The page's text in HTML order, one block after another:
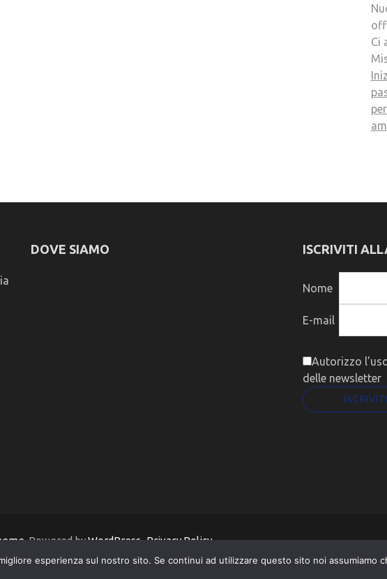
Ci
DOVE SIAMO ISCRIVITI
Nome
E-mail
Autorizzo
delle newsletter
. Powered byWordPress. Privacy Policy
esperienza sul nostro sito. Se continui ad utilizzare questo sito noi assumiamo